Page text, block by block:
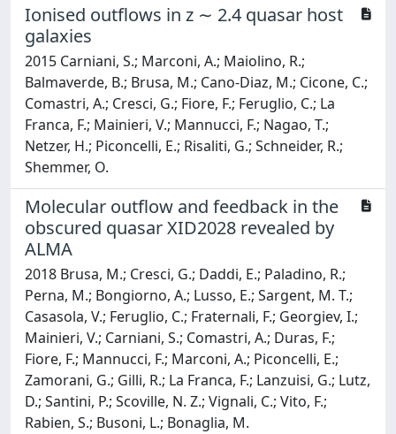
Ionised outflows in z ∼ 2.4 quasar host
galaxies
2015 Carniani, S.; Marconi, A.; Maiolino, R.;
Balmaverde, B.; Brusa, M.; Cano-Diaz, M.; Cicone, C.;
Comastri, A.; Cresci, G.; Fiore, F.; Feruglio, C.; La
Franca, F.; Mainieri, V.; Mannucci, F.; Nagao, T.;
Netzer, H.; Piconcelli, E.; Risaliti, G.; Schneider, R.;
Shemmer, O.
Molecular outflow and feedback in the
obscured quasar XID2028 revealed by
ALMA
2018 Brusa, M.; Cresci, G.; Daddi, E.; Paladino, R.;
Perna, M.; Bongiorno, A.; Lusso, E.; Sargent, M. T.;
Casasola, V.; Feruglio, C.; Fraternali, F.; Georgiev, I.;
Mainieri, V.; Carniani, S.; Comastri, A.; Duras, F.;
Fiore, F.; Mannucci, F.; Marconi, A.; Piconcelli, E.;
Zamorani, G.; Gilli, R.; La Franca, F.; Lanzuisi, G.; Lutz,
D.; Santini, P.; Scoville, N. Z.; Vignali, C.; Vito, F.;
Rabien, S.; Busoni, L.; Bonaglia, M.